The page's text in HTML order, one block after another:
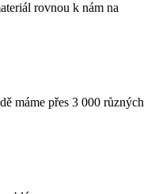
rovnou k nám na
máme přes 3 000 různých